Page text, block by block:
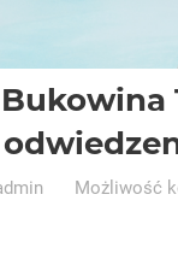
Możliwość